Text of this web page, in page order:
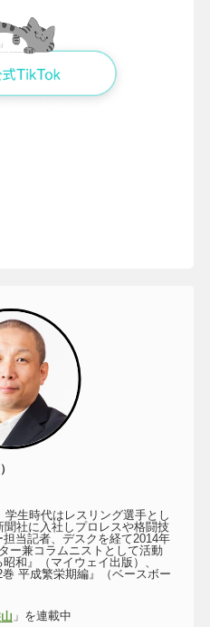
生時代はレスリング選手とし
社に入社しプロレスや格闘技
当記者、デスクを経て2014年
ー兼コラムニストとして活動
和』（マイウェイ出版）、
巻 平成繁栄期編』（ベースボー
」を連載中